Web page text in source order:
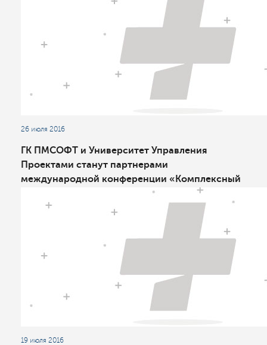
26 июля 2016
ГК ПМСОФТ и Университет Управления
Проектами станут партнерами
международной конференции «Комплексный
инжиниринг в нефтедобыче: опыт, инновации,
развитие»
19 июля 2016